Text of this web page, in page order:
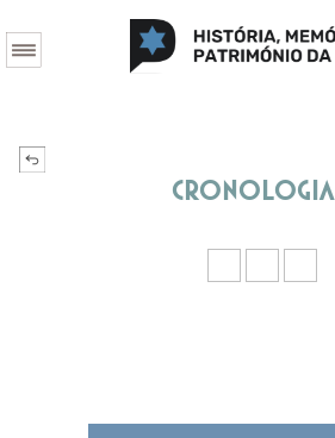
Cronologia